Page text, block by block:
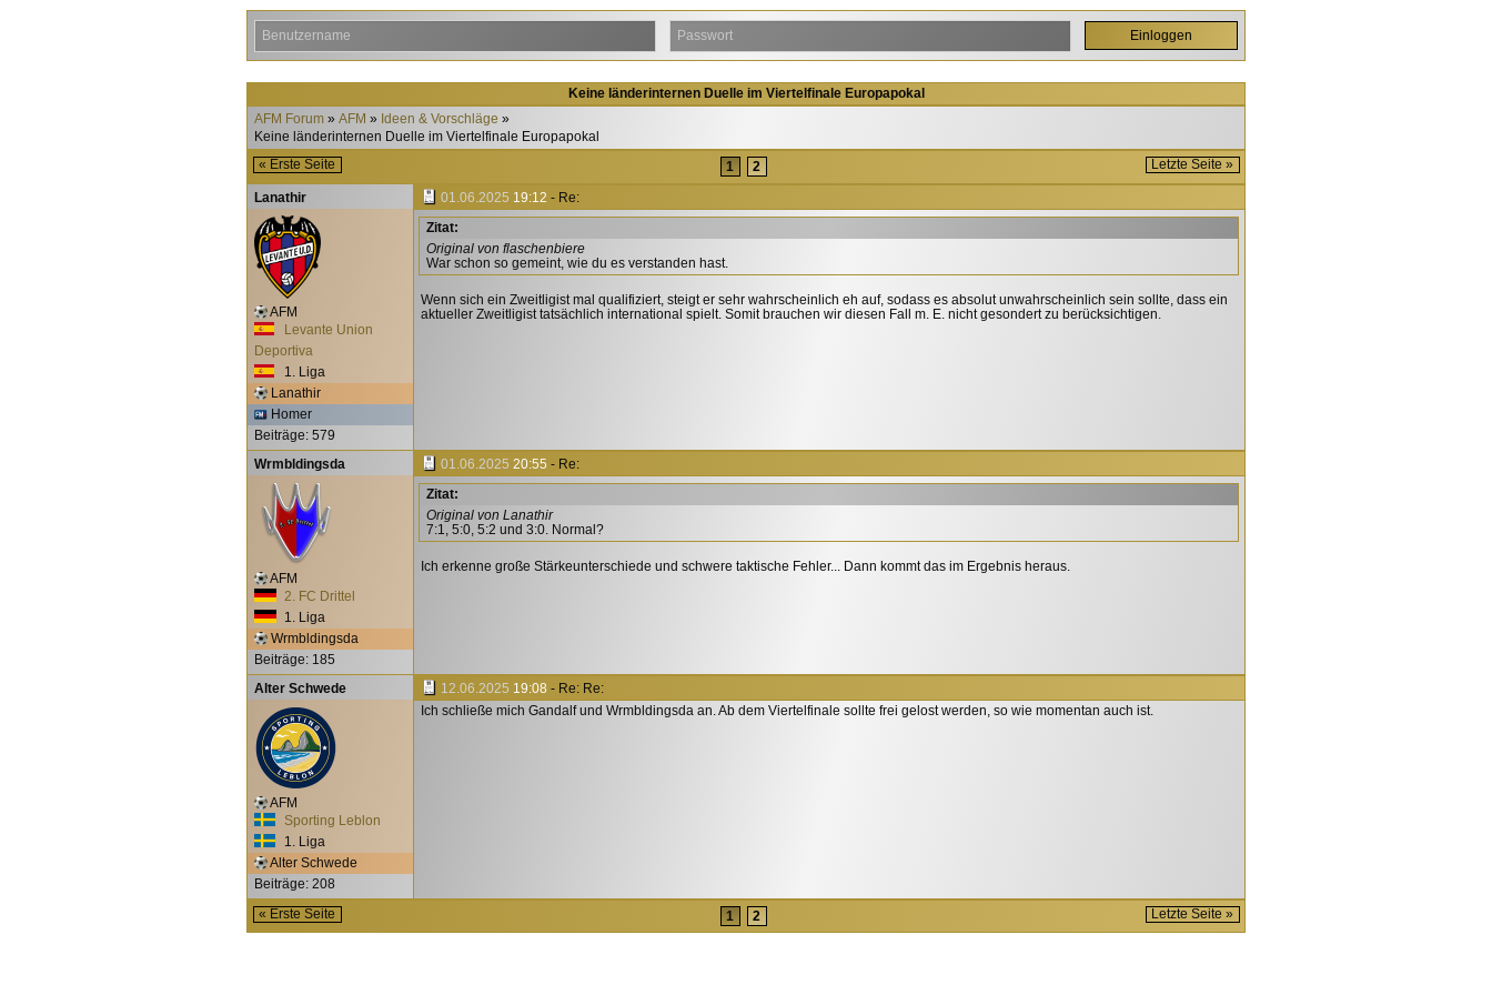
Keine länderinternen Duelle im Viertelfinale Europapokal
AFM Forum
AFM
Ideen & Vorschläge
Keine länderinternen Duelle im Viertelfinale Europapokal
« Erste Seite
1 2 Letzte Seite »
Lanathir
AFM
Levante Union
Deportiva
1. Liga
Lanathir
Homer
Beiträge: 579
01.06.2025 19:12 - Re:
Zitat:
Original von flaschenbiere
War schon so gemeint, wie du es verstanden hast.
Wenn sich ein Zweitligist mal qualifiziert, steigt er sehr wahrscheinlich eh auf, sodass es absolut unwahrscheinlich sein sollte, dass ein
aktueller Zweitligist tatsächlich international spielt. Somit brauchen wir diesen Fall m. E. nicht gesondert zu berücksichtigen.
Wrmbldingsda
AFM
2. FC Drittel
1. Liga
Wrmbldingsda
Beiträge: 185
01.06.2025 20:55 - Re:
Zitat:
Original von Lanathir
7:1, 5:0, 5:2 und 3:0. Normal?
Ich erkenne große Stärkeunterschiede und schwere taktische Fehler... Dann kommt das im Ergebnis heraus.
Alter Schwede
AFM
Sporting Leblon
1. Liga
Alter Schwede
Beiträge: 208
12.06.2025 19:08 - Re: Re:
Ich schließe mich Gandalf und Wrmbldingsda an. Ab dem Viertelfinale sollte frei gelost werden, so wie momentan auch ist.
« Erste Seite 1 2 Letzte Seite »